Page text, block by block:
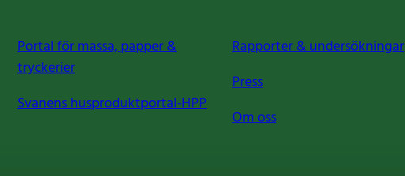
Portal för massa, papper &
tryckerier
Svanens husproduktportal-HPP
Rapporter & undersökningar
Press
Om oss